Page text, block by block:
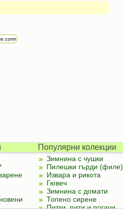
Популярни колекции
Зимнина с чушки
Пилешки гърди (филе)
Извара и рикота
Гювеч
Зимнина с домати
Топено сирене
Питки, пити и погачи